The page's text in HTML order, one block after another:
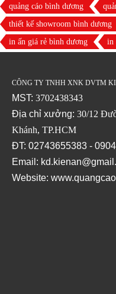
quảng cáo bình dương
thiết kế showroom bình dương
in ấn giá rẻ bình dương
in
CÔNG TY TNHH XNK DVTM
MST: 3702438343
Địa chỉ xưởng: 30/12
Khánh, TP.HCM
ĐT: 02743655383 -
Email:
Website: